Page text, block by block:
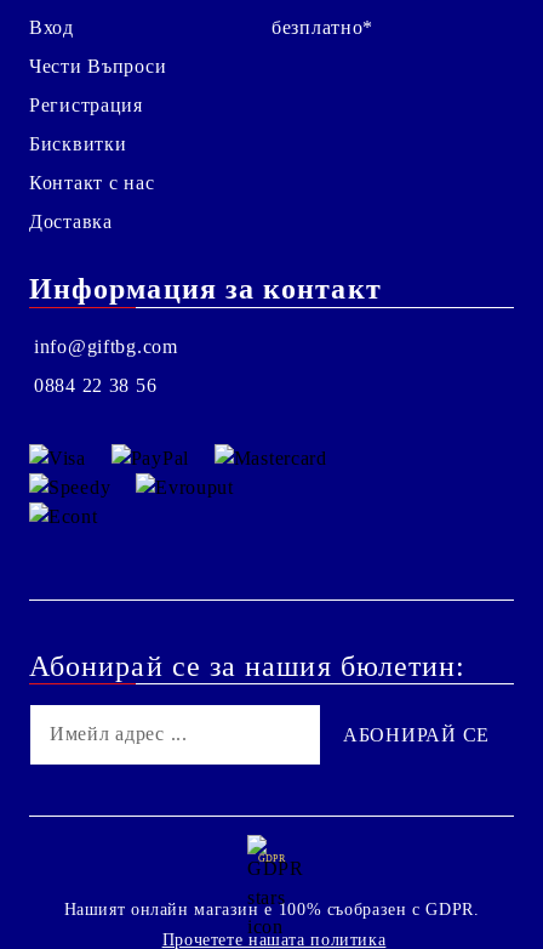
Вход
Чести Въпроси
Регистрация
Бисквитки
Контакт с нас
Доставка
безплатно*
Информация за контакт
info@giftbg.com
0884 22 38 56
Абонирай се за нашия бюлетин:
GDPR
Нашият онлайн магазин е 100% съобразен с GDPR.
Прочетете нашата политика